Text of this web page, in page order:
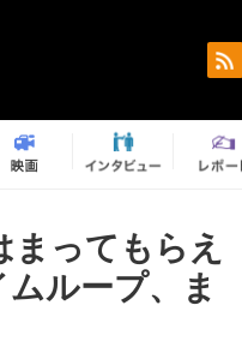
ってもらえ
ループ、ま